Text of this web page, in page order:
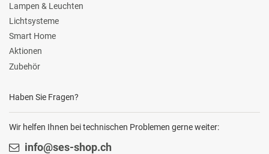
Lampen & Leuchten
Lichtsysteme
Smart Home
Aktionen
Zubehör
Haben Sie Fragen?
Wir helfen Ihnen bei technischen Problemen gerne weiter:
info@ses-shop.ch